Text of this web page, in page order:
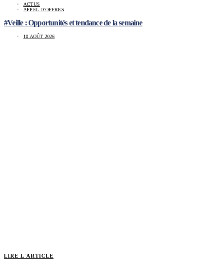
ACTUS
APPEL D'OFFRES
#Veille : Opportunités et tendance de la semaine
10 AOÛT 2026
LIRE L'ARTICLE